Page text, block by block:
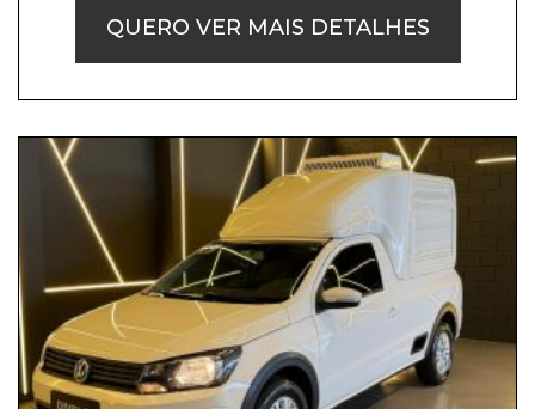
QUERO VER MAIS DETALHES